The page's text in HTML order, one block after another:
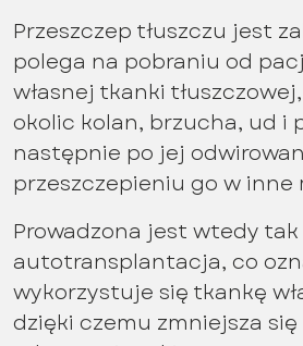
Przeszczep tłuszczu jest
polega na pobraniu od
własnej tkanki
okolic kolan, brzucha, ud i
następnie po jej
przeszczepieniu go w inne
Prowadzona jest wtedy tak
autotransplantacja, co
wykorzystuje się tkankę
dzięki czemu zmniejsza